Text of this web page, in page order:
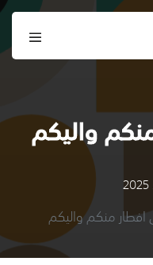
واليكم
افطار منكم واليكم